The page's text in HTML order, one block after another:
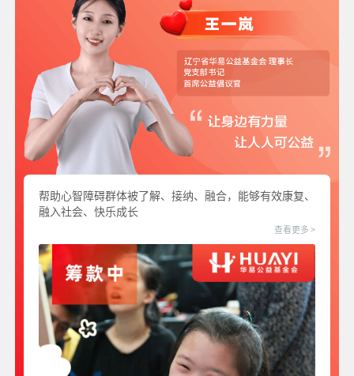
帮助心智障碍群体被了解、接纳、融合，能够有效康复、
融入社会、快乐成长
查看更多 >